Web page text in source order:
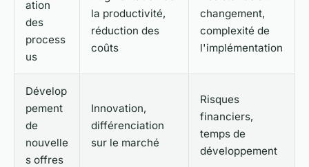
ation
des
process
us
la productivité,
réduction des
coûts
changement,
complexité de
l'implémentation
Dévelop
pement
de
nouvelle
s offres
Innovation,
différenciation
sur le marché
Risques
financiers,
temps de
développement